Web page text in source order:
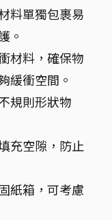
料單獨包裹易
。
材料，確保物
緩衝空間。
規則形狀物
充空隙，防止
紙箱，可考慮